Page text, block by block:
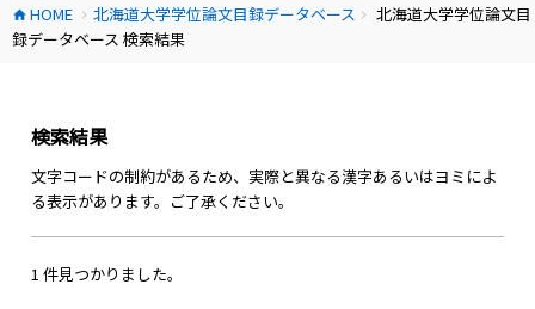
ス
キ
home HOME chevron_right 北海道大学学位論文目録データベース chevron_right
北海道大学学位論文目
録データベース 検索結果
検索結果
文字コードの制約があるため、実際と異なる漢字あるいはヨミによ
る表示があります。ご了承ください。
1 件見つかりました。